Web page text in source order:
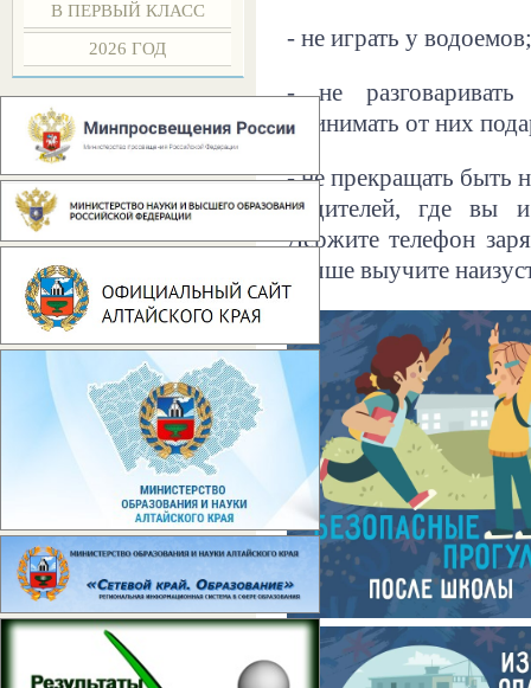
В ПЕРВЫЙ КЛАСС
2026 ГОД
- не играть у водоемов;
- не
принимать от них
- не прекращать быть
родителей, где вы и
Держите телефон
лучше выучите